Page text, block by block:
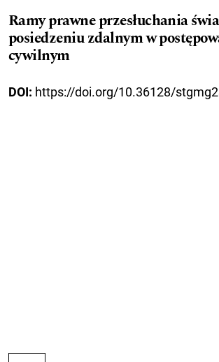
Ramy prawne przesłuchania
posiedzeniu zdalnym w
cywilnym
DOI: https://doi.org/10.36128/